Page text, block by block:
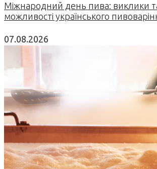
Міжнародний день пива: виклики
можливості українського
07.08.2026